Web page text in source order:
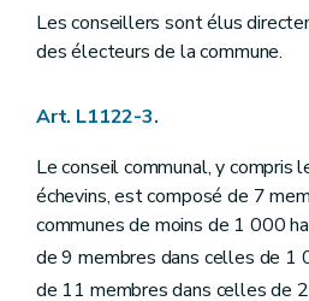
Art. L1215-18
Art. L1215-19
Art. L1215-20
Art. L1215-22
Art. L1215-23
Art. L1215-25
Art. L1215-26
Art. L1215-27
Art. L1216-1
Art. L1216-2
Les conseillers sont élus
des électeurs de la commune.
Art. L1122-3.
Le conseil communal, y
échevins, est composé de 7
communes de moins de 1 000
de 9 membres dans celles de 1
de 11 membres dans celles de